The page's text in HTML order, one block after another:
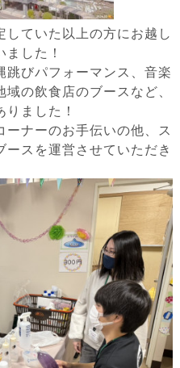
ていた以上の方にお越し
した！
びパフォーマンス、音楽
の飲食店のブースなど、
ました！
ナーのお手伝いの他、ス
スを運営させていただき